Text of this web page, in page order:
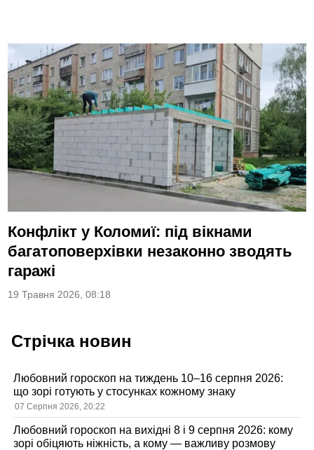
Конфлікт у Коломиї: під вікнами
багатоповерхівки незаконно зводять
гаражі
19 Травня 2026, 08:18
Стрічка новин
Любовний гороскоп на тиждень 10–16 серпня 2026:
що зорі готують у стосунках кожному знаку
07 Серпня 2026, 20:22
Любовний гороскоп на вихідні 8 і 9 серпня 2026: кому
зорі обіцяють ніжність, а кому — важливу розмову